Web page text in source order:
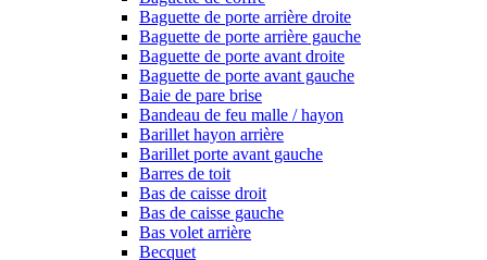
Baguette de porte arrière droite
Baguette de porte arrière gauche
Baguette de porte avant droite
Baguette de porte avant gauche
Baie de pare brise
Bandeau de feu malle / hayon
Barillet hayon arrière
Barillet porte avant gauche
Barres de toit
Bas de caisse droit
Bas de caisse gauche
Bas volet arrière
Becquet